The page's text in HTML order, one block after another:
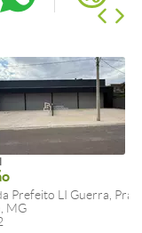
Prefeito LI Guerra,
MG